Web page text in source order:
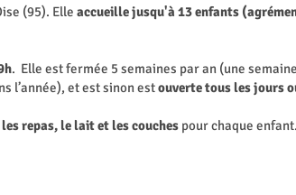
(95). Elle accueille jusqu'à 13 enfants
. Elle est fermée 5 semaines par an (une
l’année), et est sinon estouverte tous les jours
repas, le lait et les couches pour chaque enfant.